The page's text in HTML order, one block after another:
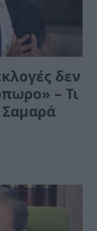
δεν
– Τι